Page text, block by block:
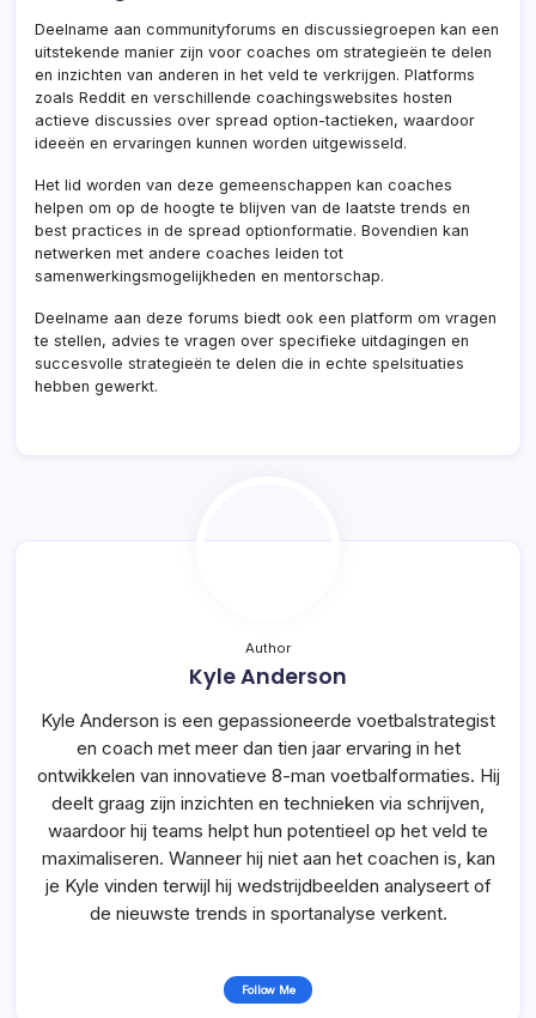
Deelname aan communityforums en discussiegroepen kan een
uitstekende manier zijn voor coaches om strategieën te delen
en inzichten van anderen in het veld te verkrijgen. Platforms
zoals Reddit en verschillende coachingswebsites hosten
actieve discussies over spread option-tactieken, waardoor
ideeën en ervaringen kunnen worden uitgewisseld.
Het lid worden van deze gemeenschappen kan coaches
helpen om op de hoogte te blijven van de laatste trends en
best practices in de spread optionformatie. Bovendien kan
netwerken met andere coaches leiden tot
samenwerkingsmogelijkheden en mentorschap.
Deelname aan deze forums biedt ook een platform om vragen
te stellen, advies te vragen over specifieke uitdagingen en
succesvolle strategieën te delen die in echte spelsituaties
hebben gewerkt.
Author
Kyle Anderson
Kyle Anderson is een gepassioneerde voetbalstrategist
en coach met meer dan tien jaar ervaring in het
ontwikkelen van innovatieve 8-man voetbalformaties. Hij
deelt graag zijn inzichten en technieken via schrijven,
waardoor hij teams helpt hun potentieel op het veld te
maximaliseren. Wanneer hij niet aan het coachen is, kan
je Kyle vinden terwijl hij wedstrijdbeelden analyseert of
de nieuwste trends in sportanalyse verkent.
Follow Me